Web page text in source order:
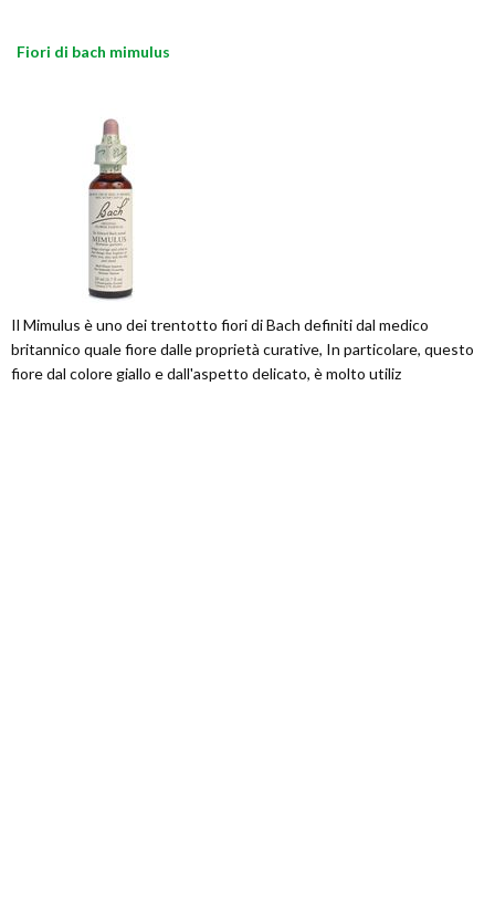
Fiori di bach mimulus
Il Mimulus è uno dei trentotto fiori di Bach definiti dal medico
britannico quale fiore dalle proprietà curative, In particolare, questo
fiore dal colore giallo e dall'aspetto delicato, è molto utiliz